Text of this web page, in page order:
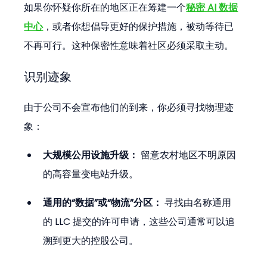
如果你怀疑你所在的地区正在筹建一个秘密 AI 数据
中心，或者你想倡导更好的保护措施，被动等待已
不再可行。这种保密性意味着社区必须采取主动。
识别迹象
由于公司不会宣布他们的到来，你必须寻找物理迹
象：
大规模公用设施升级： 留意农村地区不明原因
的高容量变电站升级。
通用的“数据”或“物流”分区： 寻找由名称通用
的 LLC 提交的许可申请，这些公司通常可以追
溯到更大的控股公司。